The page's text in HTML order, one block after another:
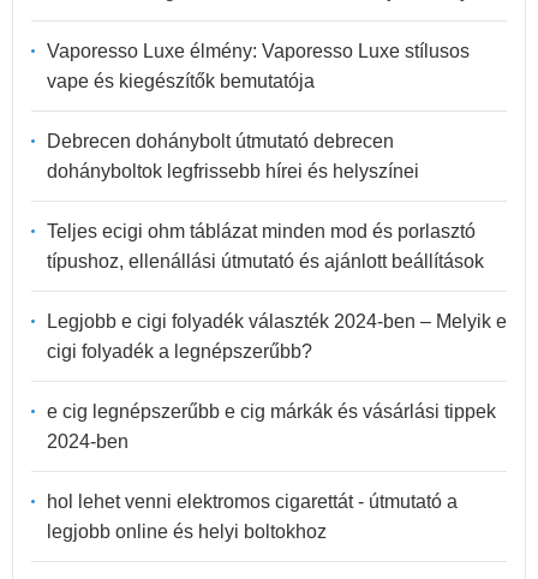
Vaporesso Luxe élmény: Vaporesso Luxe stílusos
vape és kiegészítők bemutatója
Debrecen dohánybolt útmutató debrecen
dohányboltok legfrissebb hírei és helyszínei
Teljes ecigi ohm táblázat minden mod és porlasztó
típushoz, ellenállási útmutató és ajánlott beállítások
Legjobb e cigi folyadék választék 2024-ben – Melyik e
cigi folyadék a legnépszerűbb?
e cig legnépszerűbb e cig márkák és vásárlási tippek
2024-ben
hol lehet venni elektromos cigarettát - útmutató a
legjobb online és helyi boltokhoz